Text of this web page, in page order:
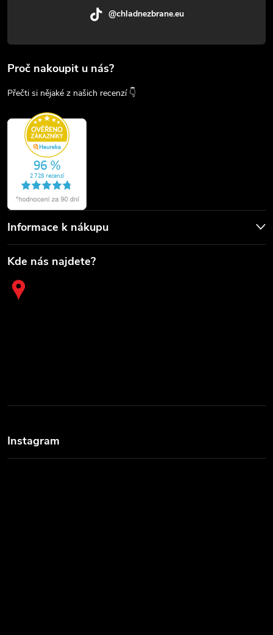
@chladnezbrane.eu
Proč nakoupit u nás?
Přečti si nějaké z našich recenzí 👇
Informace k nákupu
Kde nás najdete?
Instagram